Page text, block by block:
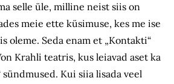
selle üle, milline neist siis on
meie ette küsimuse, kes me ise
oleme. Seda enam et „Kontakti“
Krahli teatris, kus leiavad aset ka
sündmused. Kui siia lisada veel